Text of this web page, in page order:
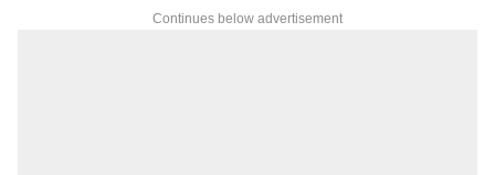
Continues below advertisement